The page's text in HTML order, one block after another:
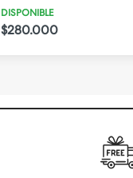
DISPONIBLE
$280.000